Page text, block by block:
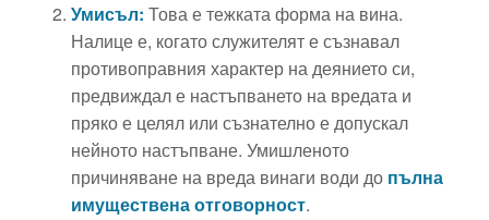
Умисъл: Това е тежката форма на вина.
Налице е, когато служителят е съзнавал
противоправния характер на деянието си,
предвиждал е настъпването на вредата и
пряко е целял или съзнателно е допускал
нейното настъпване. Умишленото
причиняване на вреда винаги води до пълна
имуществена отговорност.